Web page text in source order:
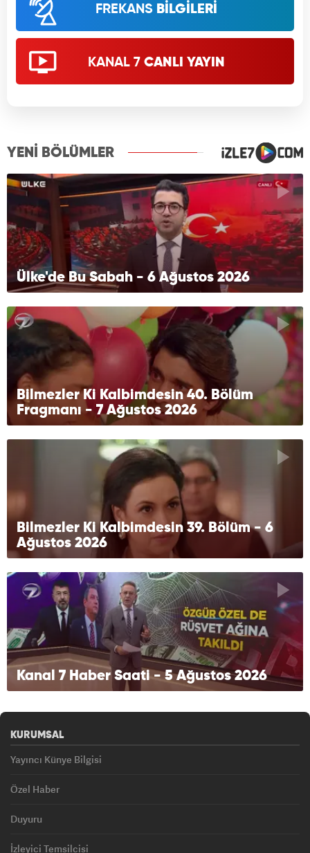
FREKANS BİLGİLERİ
KANAL 7 CANLI YAYIN
YENİ BÖLÜMLER
Ülke'de Bu Sabah - 6 Ağustos 2026
Bilmezler Ki Kalbimdesin 40. Bölüm
Fragmanı - 7 Ağustos 2026
Bilmezler Ki Kalbimdesin 39. Bölüm - 6
Ağustos 2026
Kanal 7 Haber Saati - 5 Ağustos 2026
KURUMSAL
Yayıncı Künye Bilgisi
Özel Haber
Duyuru
İzleyici Temsilcisi